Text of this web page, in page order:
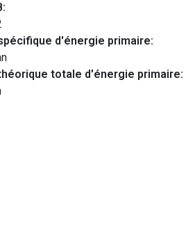
d'énergie primaire:
totale d'énergie primaire: